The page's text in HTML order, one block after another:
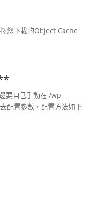
您下載的Object Cache
要自己手動在 /wp-
配置參數，配置方法如下